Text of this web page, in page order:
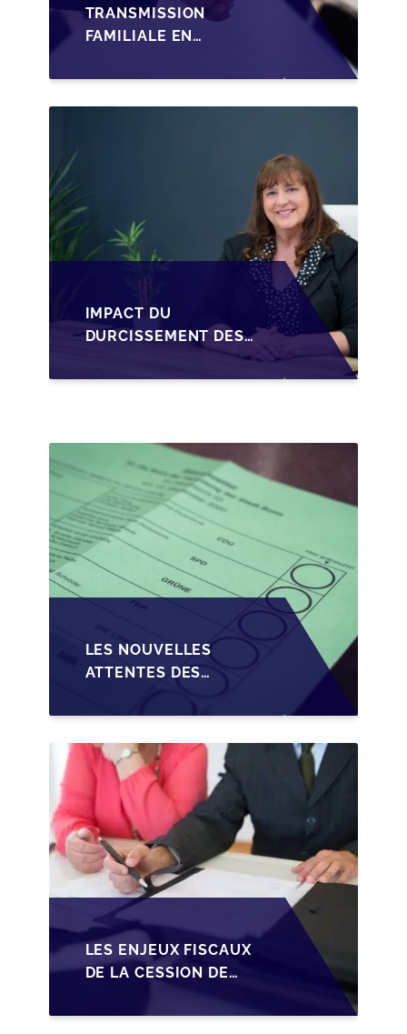
TRANSMISSION
FAMILIALE EN
STRUCTURER LA
CESSION DES PARTS
IMPACT DU
DURCISSEMENT DES
CRÉDIT SUR LA
LES NOUVELLES
ATTENTES DES
TRANSMISSION DES
PME BELGES
LES ENJEUX FISCAUX
DE LA CESSION DE
LES DIRIGEANTS DE